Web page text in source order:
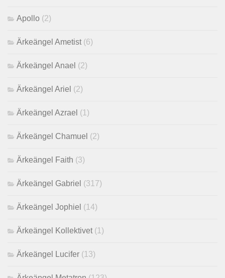
Apollo (2)
Ärkeängel Ametist(6)
Ärkeängel Anael (2)
Ärkeängel Ariel (2)
Ärkeängel Azrael (1)
Ärkeängel Chamuel (2)
Ärkeängel Faith (3)
Ärkeängel Gabriel (317)
Ärkeängel Jophiel (14)
Ärkeängel Kollektivet(1)
Ärkeängel Lucifer (13)